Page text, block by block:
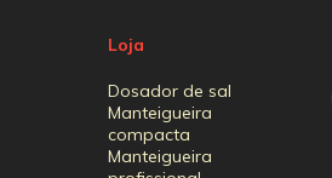
Loja
Dosador de sal
Manteigueira
compacta
Manteigueira